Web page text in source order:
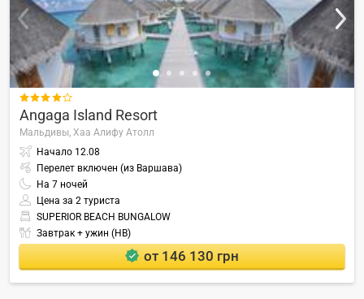

Angaga Island Resort
Мальдивы, Хаа Алифу Атолл
Начало 12.08
Перелет включен (из Варшава)
На 7 ночей
Цена за 2 туриста
SUPERIOR BEACH BUNGALOW
Завтрак + ужин (HB)
от 146 130 грн